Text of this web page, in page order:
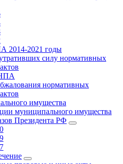
2014-2021 годы
силу нормативных
нормативных
имущества
муниципального имущества
Президента РФ